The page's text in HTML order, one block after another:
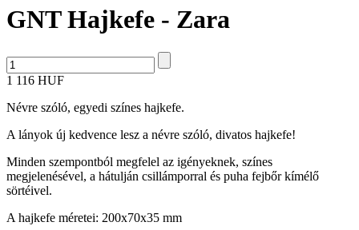
GNT Hajkefe - Zara
1 116 HUF
Névre szóló, egyedi színes hajkefe.
A lányok új kedvence lesz a névre szóló, divatos hajkefe!
Minden szempontból megfelel az igényeknek, színes
megjelenésével, a hátulján csillámporral és puha fejbőr kímélő
sörtéivel.
A hajkefe méretei: 200x70x35 mm